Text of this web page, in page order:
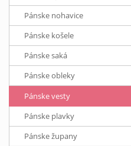
Pánske nohavice
Pánske košele
Pánske saká
Pánske obleky
Pánske vesty
Pánske plavky
Pánske župany